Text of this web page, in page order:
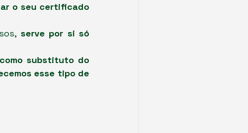
o seu certificado
serve por si só
substituto do
esse tipo de